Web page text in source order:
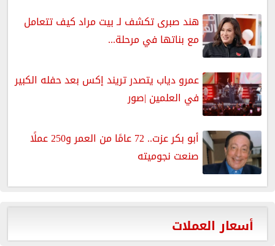
هند صبرى تكشف لـ بيت مراد كيف تتعامل
مع بناتها في مرحلة...
عمرو دياب يتصدر تريند إكس بعد حفله الكبير
في العلمين |صور
أبو بكر عزت.. 72 عامًا من العمر و250 عملًا
صنعت نجوميته
أسعار العملات